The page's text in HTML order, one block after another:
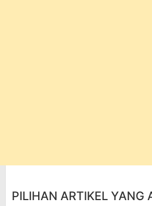
PILIHAN ARTIKEL YANG